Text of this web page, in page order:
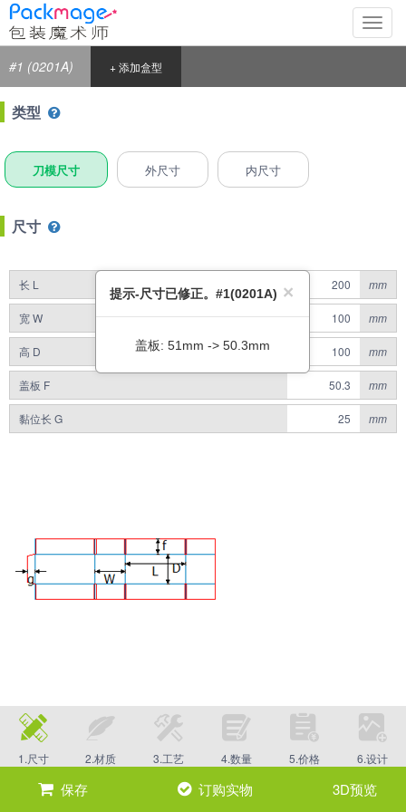
切
换
#1 (0201A) + 添加盒型
类型
刀模尺寸 外尺寸 内尺寸
尺寸
长 L mm
宽 W mm
高 D mm
盖板 F mm
黏位长 G mm
1.尺寸 2.材质 3.工艺 4.数量 5.价格 6.设计
保存 订购实物 3D预览
×
提示-尺寸已修正。#1(0201A)
盖板: 51mm -> 50.3mm